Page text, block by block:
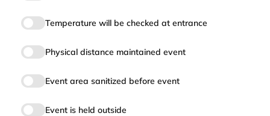
Temperature will be checked at entrance
Physical distance maintained event
Event area sanitized before event
Event is held outside